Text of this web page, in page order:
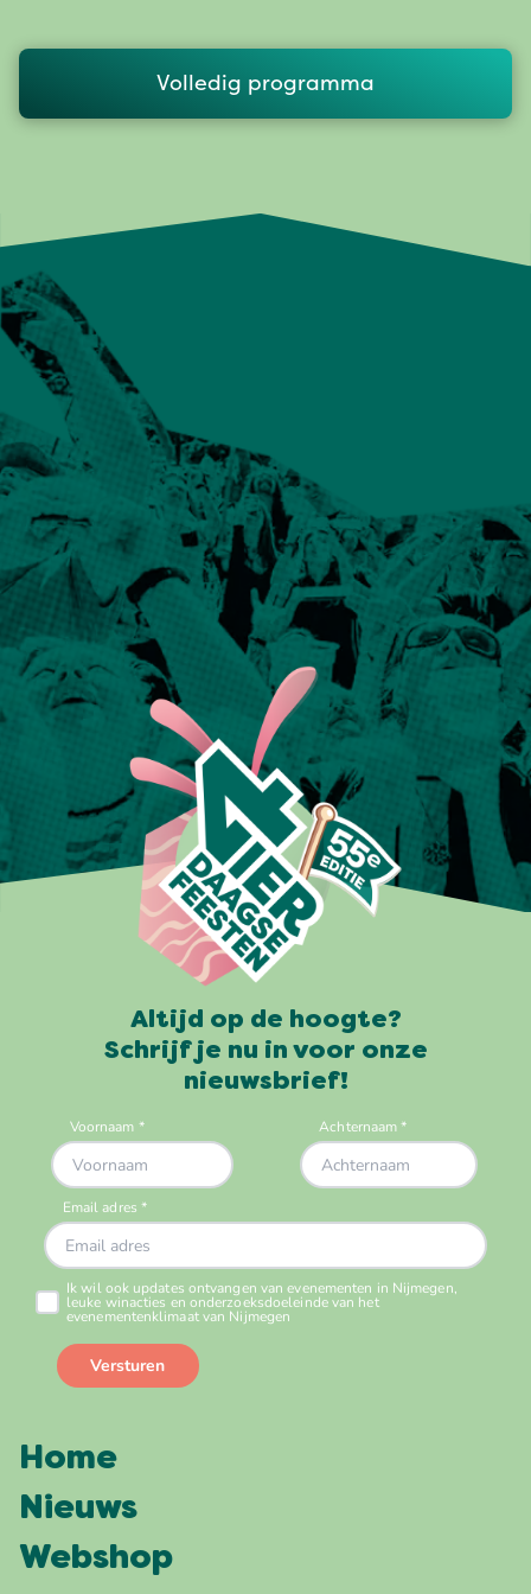
Volledig programma
Altijd op de hoogte?
Schrijf je nu in voor onze
nieuwsbrief!
Home
Nieuws
Webshop